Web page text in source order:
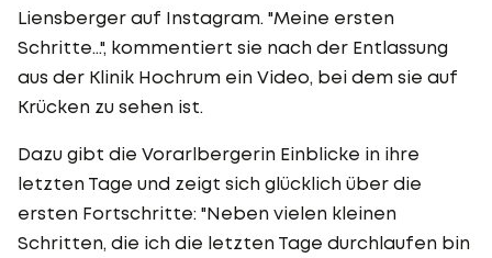
Liensberger auf Instagram. "Meine ersten
Schritte…", kommentiert sie nach der Entlassung
aus der Klinik Hochrum ein Video, bei dem sie auf
Krücken zu sehen ist.
Dazu gibt die Vorarlbergerin Einblicke in ihre
letzten Tage und zeigt sich glücklich über die
ersten Fortschritte: "Neben vielen kleinen
Schritten, die ich die letzten Tage durchlaufen bin